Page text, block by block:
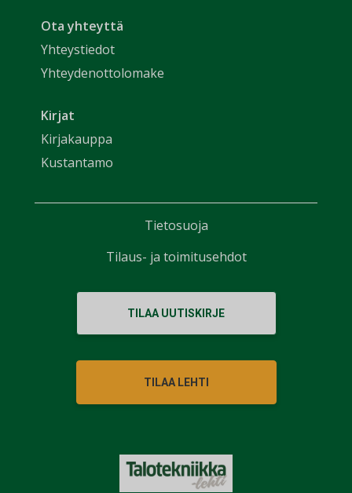
Ota yhteyttä
Yhteystiedot
Yhteydenottolomake
Kirjat
Kirjakauppa
Kustantamo
TILAA UUTISKIRJE
TILAA LEHTI
Tietosuoja
Tilaus- ja toimitusehdot